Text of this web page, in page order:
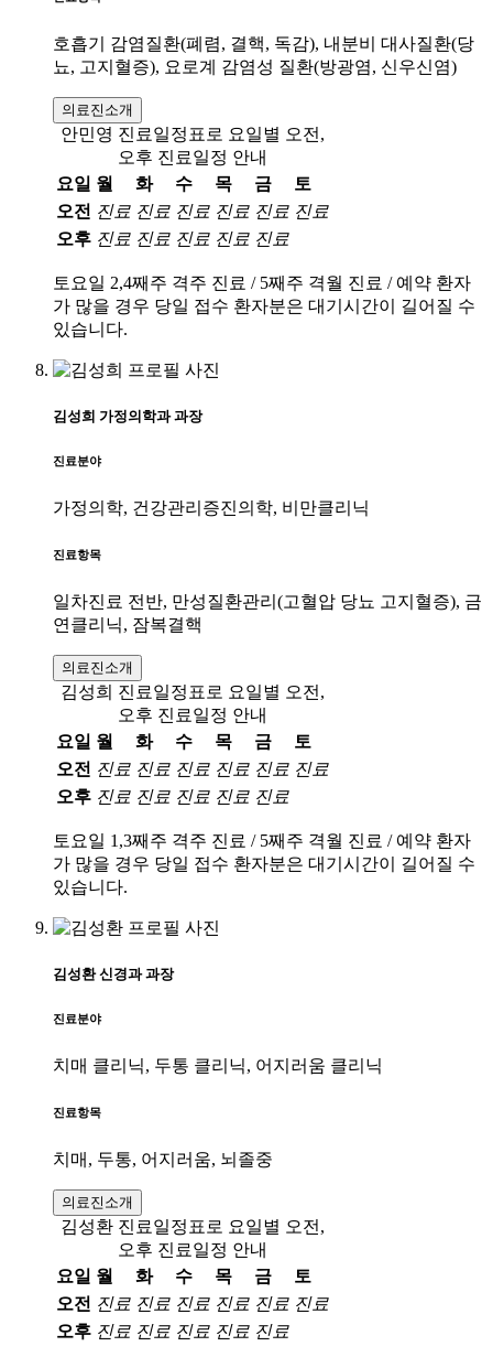
호흡기 감염질환(폐렴, 결핵, 독감), 내분비 대사질환(당
뇨, 고지혈증), 요로계 감염성 질환(방광염, 신우신염)
의료진소개
안민영 진료일정표로 요일별 오전,
오후 진료일정 안내
요일 월 화 수 목 금
토
오전 진료 진료 진료 진료 진료 진료
오후 진료 진료 진료 진료 진료
토요일 2,4째주 격주 진료 / 5째주 격월 진료 / 예약 환자
가 많을 경우 당일 접수 환자분은 대기시간이 길어질 수
있습니다.
김성희 가정의학과 과장
진료분야
가정의학, 건강관리증진의학, 비만클리닉
진료항목
일차진료 전반, 만성질환관리(고혈압 당뇨 고지혈증), 금
연클리닉, 잠복결핵
의료진소개
김성희 진료일정표로 요일별 오전,
오후 진료일정 안내
요일 월 화 수 목 금
토
오전 진료 진료 진료 진료 진료 진료
오후 진료 진료 진료 진료 진료
토요일 1,3째주 격주 진료 / 5째주 격월 진료 / 예약 환자
가 많을 경우 당일 접수 환자분은 대기시간이 길어질 수
있습니다.
김성환 신경과 과장
진료분야
치매 클리닉, 두통 클리닉, 어지러움 클리닉
진료항목
치매, 두통, 어지러움, 뇌졸중
의료진소개
김성환 진료일정표로 요일별 오전,
오후 진료일정 안내
요일 월 화 수 목 금
토
오전 진료 진료 진료 진료 진료 진료
오후 진료 진료 진료 진료 진료